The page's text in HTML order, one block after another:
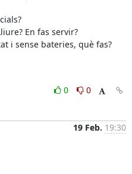
0
0
19 Feb. 19:30